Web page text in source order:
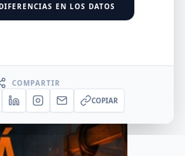
EN LOS DATOS
COMPARTIR
COPIAR